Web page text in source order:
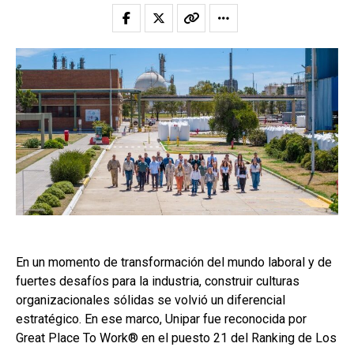
En un momento de transformación del mundo laboral y de
fuertes desafíos para la industria, construir culturas
organizacionales sólidas se volvió un diferencial
estratégico. En ese marco, Unipar fue reconocida por
Great Place To Work® en el puesto 21 del Ranking de Los